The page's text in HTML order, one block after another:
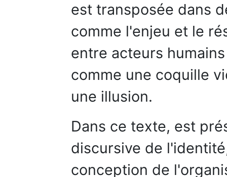
est transposée dans
comme l'enjeu et le
entre acteurs
comme une coquille
une illusion.
Dans ce texte, est
discursive de
conception de